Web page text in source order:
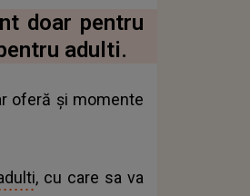
doar pentru
adulti.
oferă și momente
, cu care sa va